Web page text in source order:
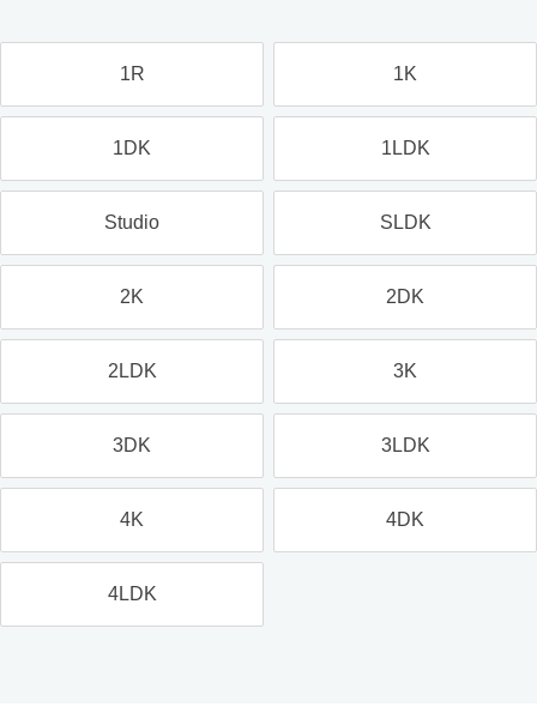
1R 1K
1DK 1LDK
Studio SLDK
2K 2DK
2LDK 3K
3DK 3LDK
4K 4DK
4LDK